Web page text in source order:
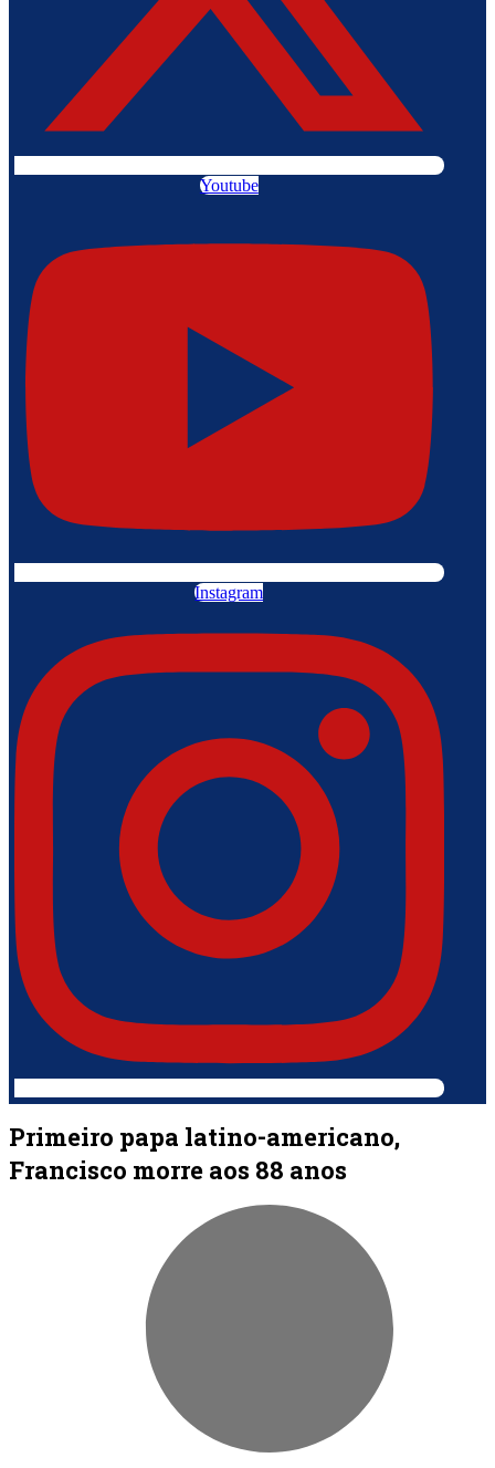
Youtube
Instagram
Primeiro papa latino-americano,
Francisco morre aos 88 anos